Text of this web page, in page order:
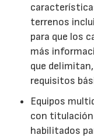
terrenos
para que los
más
que
requisitos
Equipos
con
habilitados